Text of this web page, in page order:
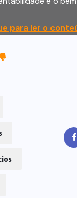
para ler o